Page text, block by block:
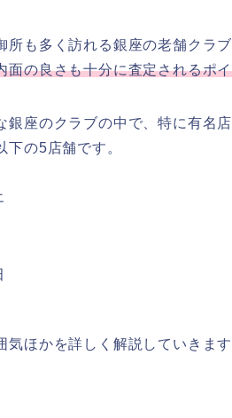
所も多く訪れる銀座の老舗クラブ
面の良さも十分に査定されるポ
銀座のクラブの中で、特に有名
下の5店舗です。
気ほかを詳しく解説していきます